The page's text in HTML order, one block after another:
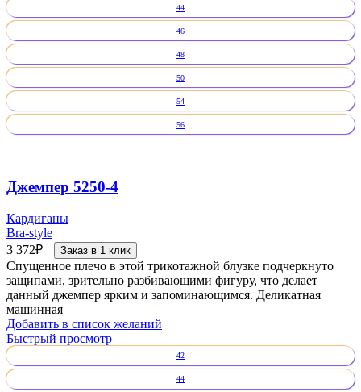
44
46
48
50
54
56
Джемпер 5250-4
Кардиганы
Bra-style
3 372₽ Заказ в 1 клик
Спущенное плечо в этой трикотажной блузке подчеркнуто
защипами, зрительно разбивающими фигуру, что делает
данный джемпер ярким и запоминающимся. Деликатная
машинная
Добавить в список желаний
Быстрый просмотр
42
44